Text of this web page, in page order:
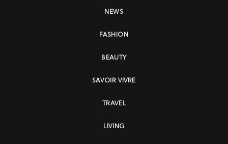
NEWS
FASHION
BEAUTY
SAVOIR VIVRE
TRAVEL
LIVING